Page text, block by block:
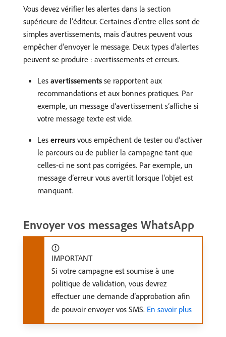
Vous devez vérifier les alertes dans la section
supérieure de l’éditeur. Certaines d’entre elles sont de
simples avertissements, mais d’autres peuvent vous
empêcher d’envoyer le message. Deux types d’alertes
peuvent se produire : avertissements et erreurs.
Les avertissements se rapportent aux
recommandations et aux bonnes pratiques. Par
exemple, un message d’avertissement s’affiche si
votre message texte est vide.
Les erreurs vous empêchent de tester ou d’activer
le parcours ou de publier la campagne tant que
celles-ci ne sont pas corrigées. Par exemple, un
message d’erreur vous avertit lorsque l’objet est
manquant.
Envoyer vos messages WhatsApp
IMPORTANT
Si votre campagne est soumise à une
politique de validation, vous devrez
effectuer une demande d’approbation afin
de pouvoir envoyer vos SMS. En savoir plus